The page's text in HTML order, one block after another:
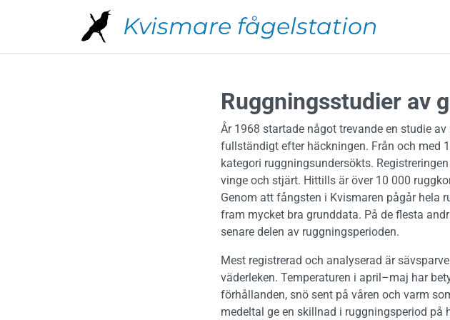
Hoppa till huvudinnehåll
Kvismare fågelstation
Ruggningsstudier av
År 1968 startade något trevande en studie
fullständigt efter häckningen. Från och med
kategori ruggningsundersökts.
vinge och stjärt. Hittills är över 10 000
Genom att fångsten i Kvismaren pågår hela
fram mycket bra grunddata. På de flesta
senare delen av ruggningsperioden.
Mest registrerad och analyserad är
väderleken. Temperaturen i april–maj har
förhållanden, snö sent på våren och varm
medeltal ge en skillnad i ruggningsperiod på